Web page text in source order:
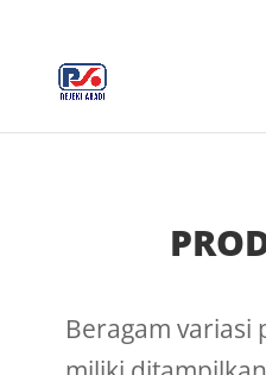
Beragam variasi